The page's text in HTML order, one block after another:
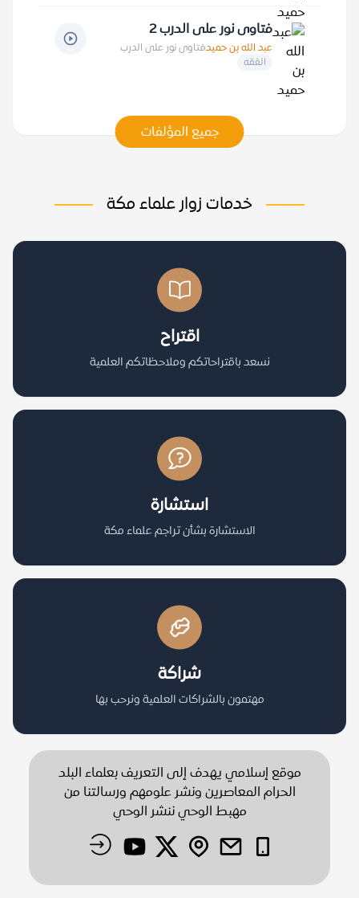
فتاوى نور على الدرب 2
عبد الله بن حميدفتاوى نور على الدرب
الفقه
جميع المؤلفات
خدمات زوار علماء مكة
اقتراح
نسعد باقتراحاتكم وملاحظاتكم العلمية
استشارة
الاستشارة بشأن تراجم علماء مكة
شراكة
مهتمون بالشراكات العلمية ونرحب بها
موقع إسلامي يهدف إلى التعريف بعلماء البلد
الحرام المعاصرين ونشر علومهم ورسالتنا من
مهبط الوحي ننشر الوحي